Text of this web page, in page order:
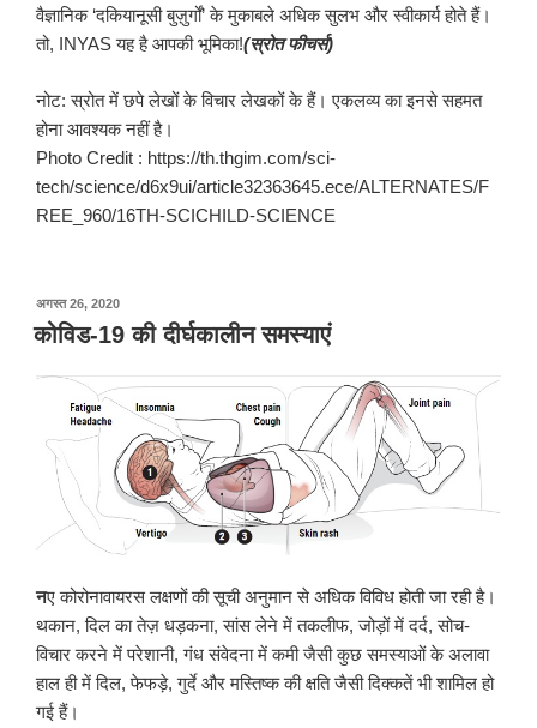
वैज्ञानिक ‘दकियानूसी बुज़ुर्गों’ के मुकाबले अधिक सुलभ और स्वीकार्य होते हैं।
तो, INYAS यह है आपकी भूमिका!(स्रोत फीचर्स)
नोट: स्रोत में छपे लेखों के विचार लेखकों के हैं। एकलव्य का इनसे सहमत
होना आवश्यक नहीं है।
Photo Credit : https://th.thgim.com/sci-
tech/science/d6x9ui/article32363645.ece/ALTERNATES/F
REE_960/16TH-SCICHILD-SCIENCE
अगस्त 26, 2020पर
प्रकाशित
किया
कोविड-19 की दीर्घकालीन समस्याएं
नए कोरोनावायरस लक्षणों की सूची अनुमान से अधिक विविध होती जा रही है।
थकान, दिल का तेज़ धड़कना, सांस लेने में तकलीफ, जोड़ों में दर्द, सोच-
विचार करने में परेशानी, गंध संवेदना में कमी जैसी कुछ समस्याओं के अलावा
हाल ही में दिल, फेफड़े, गुर्दे और मस्तिष्क की क्षति जैसी दिक्कतें भी शामिल हो
गई हैं।